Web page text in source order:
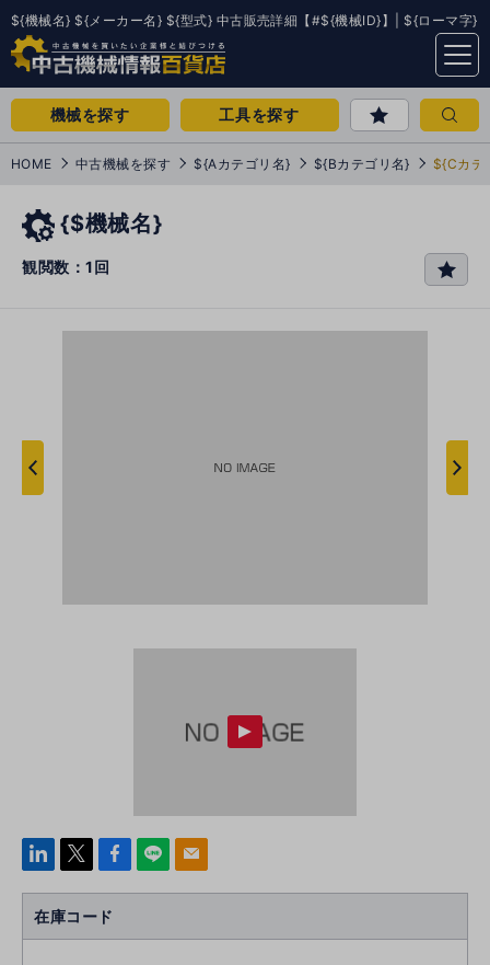
${機械名} ${メーカー名} ${型式} 中古販売詳細【#${機械ID}】| ${ローマ字}
menu
機械を探す 工具を探す
HOME 中古機械を探す ${Aカテゴリ名} ${Bカテゴリ名} ${Cカテ
{$機械名}
観閲数：1回
favo
linke
Face
k
line mail
在庫コード